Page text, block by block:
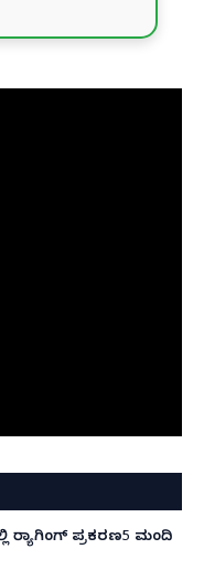
ರ‌್ಯಾಗಿಂಗ್ ಪ್ರಕರಣ5 ಮಂದಿ